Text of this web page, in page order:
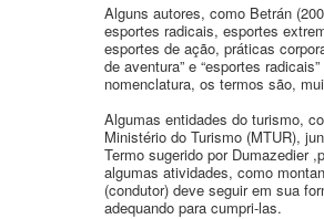
Alguns autores, como Betrán
esportes radicais, esportes
esportes de ação, práticas
de aventura” e “esportes
nomenclatura, os termos são,
Algumas entidades do turismo,
Ministério do Turismo (MTUR),
Termo sugerido por Dumazedier
algumas atividades, como
(condutor) deve seguir em sua
adequando para cumpri-las.